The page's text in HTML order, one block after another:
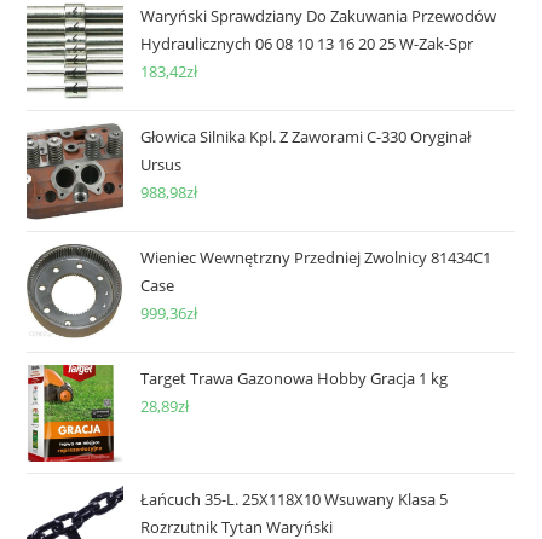
Waryński Sprawdziany Do Zakuwania Przewodów
Hydraulicznych 06 08 10 13 16 20 25 W-Zak-Spr
183,42zł
Głowica Silnika Kpl. Z Zaworami C-330 Oryginał
Ursus
988,98zł
Wieniec Wewnętrzny Przedniej Zwolnicy 81434C1
Case
999,36zł
Target Trawa Gazonowa Hobby Gracja 1 kg
28,89zł
Łańcuch 35-L. 25X118X10 Wsuwany Klasa 5
Rozrzutnik Tytan Waryński